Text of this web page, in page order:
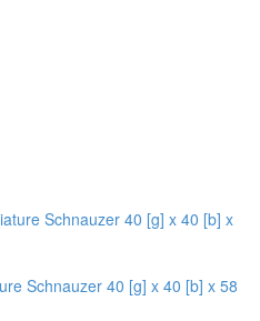
Schnauzer 40 [g] x 40 [b] x 58